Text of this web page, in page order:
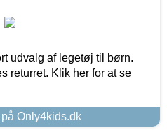
udvalg af legetøj til børn.
returret. Klik her for at se
Only4kids.dk